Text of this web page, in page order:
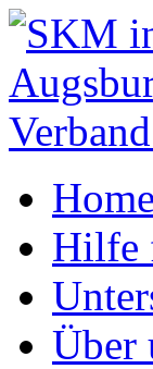
Home
Hilfe
Über